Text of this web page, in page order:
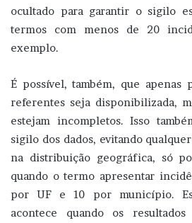
ocultado para garantir o sigilo
termos com menos de 20
exemplo.
É possível, também, que apenas
referentes seja disponibilizada,
estejam incompletos. Isso
sigilo dos dados, evitando
na distribuição geográfica, só
quando o termo apresentar
por UF e 10 por município.
acontece quando os